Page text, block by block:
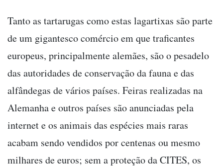
Tanto as tartarugas como estas lagartixas são parte
de um gigantesco comércio em que traficantes
europeus, principalmente alemães, são o pesadelo
das autoridades de conservação da fauna e das
alfândegas de vários países. Feiras realizadas na
Alemanha e outros países são anunciadas pela
internet e os animais das espécies mais raras
acabam sendo vendidos por centenas ou mesmo
milhares de euros; sem a proteção da CITES, os